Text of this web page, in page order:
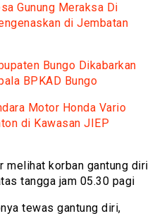
Gunung Meraksa Di
di Jembatan
Bungo Dikabarkan
BPKAD Bungo
Motor Honda Vario
di Kawasan JIEP
melihat korban gantung diri
tangga jam 05.30 pagi
tewas gantung diri,